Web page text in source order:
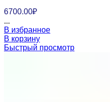
6700.00₽
...
В избранное
В корзину
Быстрый просмотр